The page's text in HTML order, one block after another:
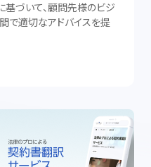
づいて、顧問先様のビジ
で適切なアドバイスを提